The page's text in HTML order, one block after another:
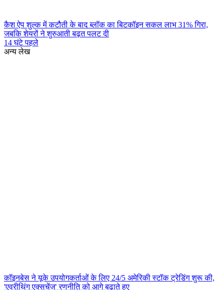
कैश ऐप शुल्क में कटौती के बाद ब्लॉक का बिटकॉइन सकल लाभ 31% गिरा,
जबकि शेयरों ने शुरुआती बढ़त पलट दी
14 घंटे पहले
अन्य लेख
कॉइनबेस ने यूके उपयोगकर्ताओं के लिए 24/5 अमेरिकी स्टॉक ट्रेडिंग शुरू की,
'एवरीथिंग एक्सचेंज' रणनीति को आगे बढ़ाते हुए